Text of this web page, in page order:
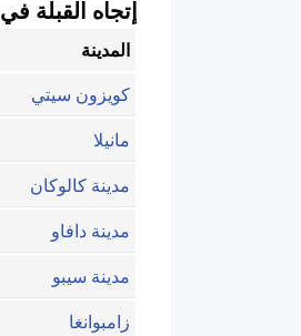
إتجاه القبلة
المدينة
كويزون سيتي
مانيلا
مدينة كالوكان
مدينة دافاو
مدينة سيبو
زامبوانغا